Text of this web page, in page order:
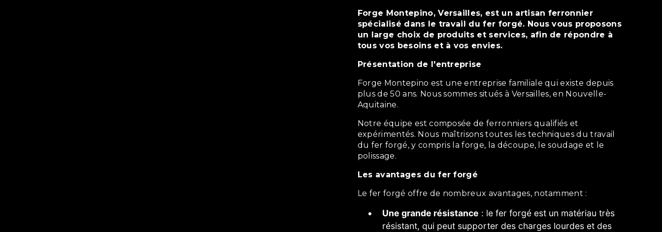
Forge Montepino, Versailles, est un artisan ferronnier
spécialisé dans le travail du fer forgé. Nous vous proposons
un large choix de produits et services, afin de répondre à
tous vos besoins et à vos envies.
Présentation de l'entreprise
Forge Montepino est une entreprise familiale qui existe depuis
plus de 50 ans. Nous sommes situés à Versailles, en Nouvelle-
Aquitaine.
Notre équipe est composée de ferronniers qualifiés et
expérimentés. Nous maîtrisons toutes les techniques du travail
du fer forgé, y compris la forge, la découpe, le soudage et le
polissage.
Les avantages du fer forgé
Le fer forgé offre de nombreux avantages, notamment :
Une grande résistance : le fer forgé est un matériau très
résistant, qui peut supporter des charges lourdes et des